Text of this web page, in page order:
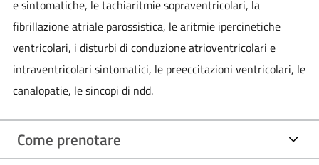
e sintomatiche, le tachiaritmie sopraventricolari, la
fibrillazione atriale parossistica, le aritmie ipercinetiche
ventricolari, i disturbi di conduzione atrioventricolari e
intraventricolari sintomatici, le preeccitazioni ventricolari, le
canalopatie, le sincopi di ndd.
Come prenotare